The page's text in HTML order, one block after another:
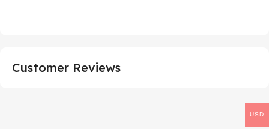
Customer Reviews
USD